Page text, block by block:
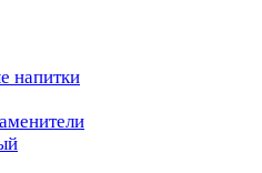
напитки